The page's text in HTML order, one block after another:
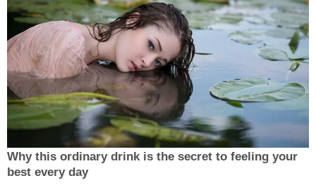
Why this ordinary drink is the secret to feeling your
best every day